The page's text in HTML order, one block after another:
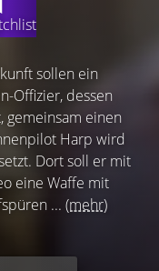
sollen ein
Offizier, dessen
gemeinsam einen
Harp wird
Dort soll er mit
eine Waffe mit
... (mehr)